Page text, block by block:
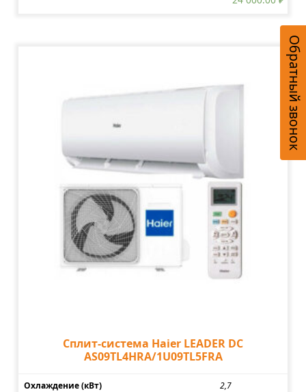
Сплит-система Haier LEADER DC
AS09TL4HRA/1U09TL5FRA
Охлаждение (кВт) 2,7
Обратный звонок